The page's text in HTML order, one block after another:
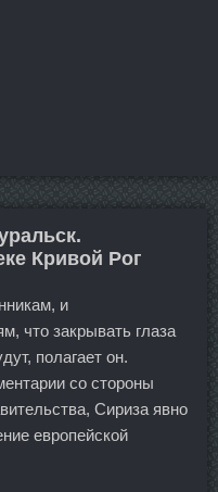
Кривой Рог
и
что закрывать глаза
полагает он.
со стороны
Сириза явно
европейской